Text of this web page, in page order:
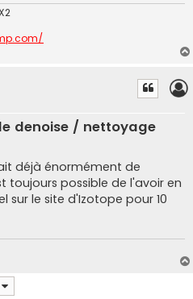
denoise / nettoyage
déjà énormément de
toujours possible de l'avoir en
sur le site d'Izotope pour 10